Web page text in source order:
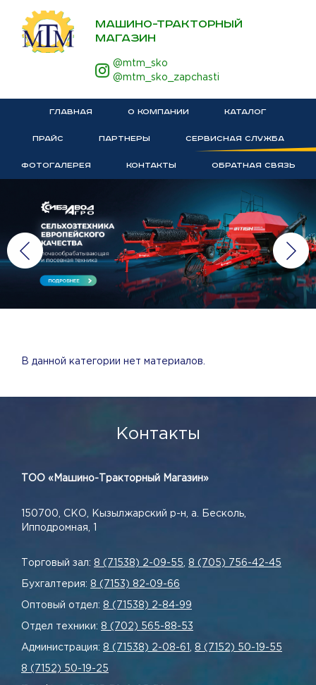
МАШИНО-ТРАКТОРНЫЙ
МАГАЗИН
@mtm_sko
@mtm_sko_zapchasti
ГЛАВНАЯ О КОМПАНИИ КАТАЛОГ
ПРАЙС ПАРТНЕРЫ СЕРВИСНАЯ СЛУЖБА
ФОТОГАЛЕРЕЯ КОНТАКТЫ ОБРАТНАЯ СВЯЗЬ
В данной категории нет материалов.
Контакты
ТОО «Машино-Тракторный Магазин»
150700, СКО, Кызылжарский р-н, а. Бесколь,
Ипподромная, 1
Торговый зал: 8 (71538) 2-09-55 8 (705) 756-42-45
Бухгалтерия: 8 (7153) 82-09-66
Оптовый отдел: 8 (71538) 2-84-99
Отдел техники: 8 (702) 565-88-53
Администрация: 8 (71538) 2-08-61 8 (7152) 50-19-55
8 (7152) 50-19-25